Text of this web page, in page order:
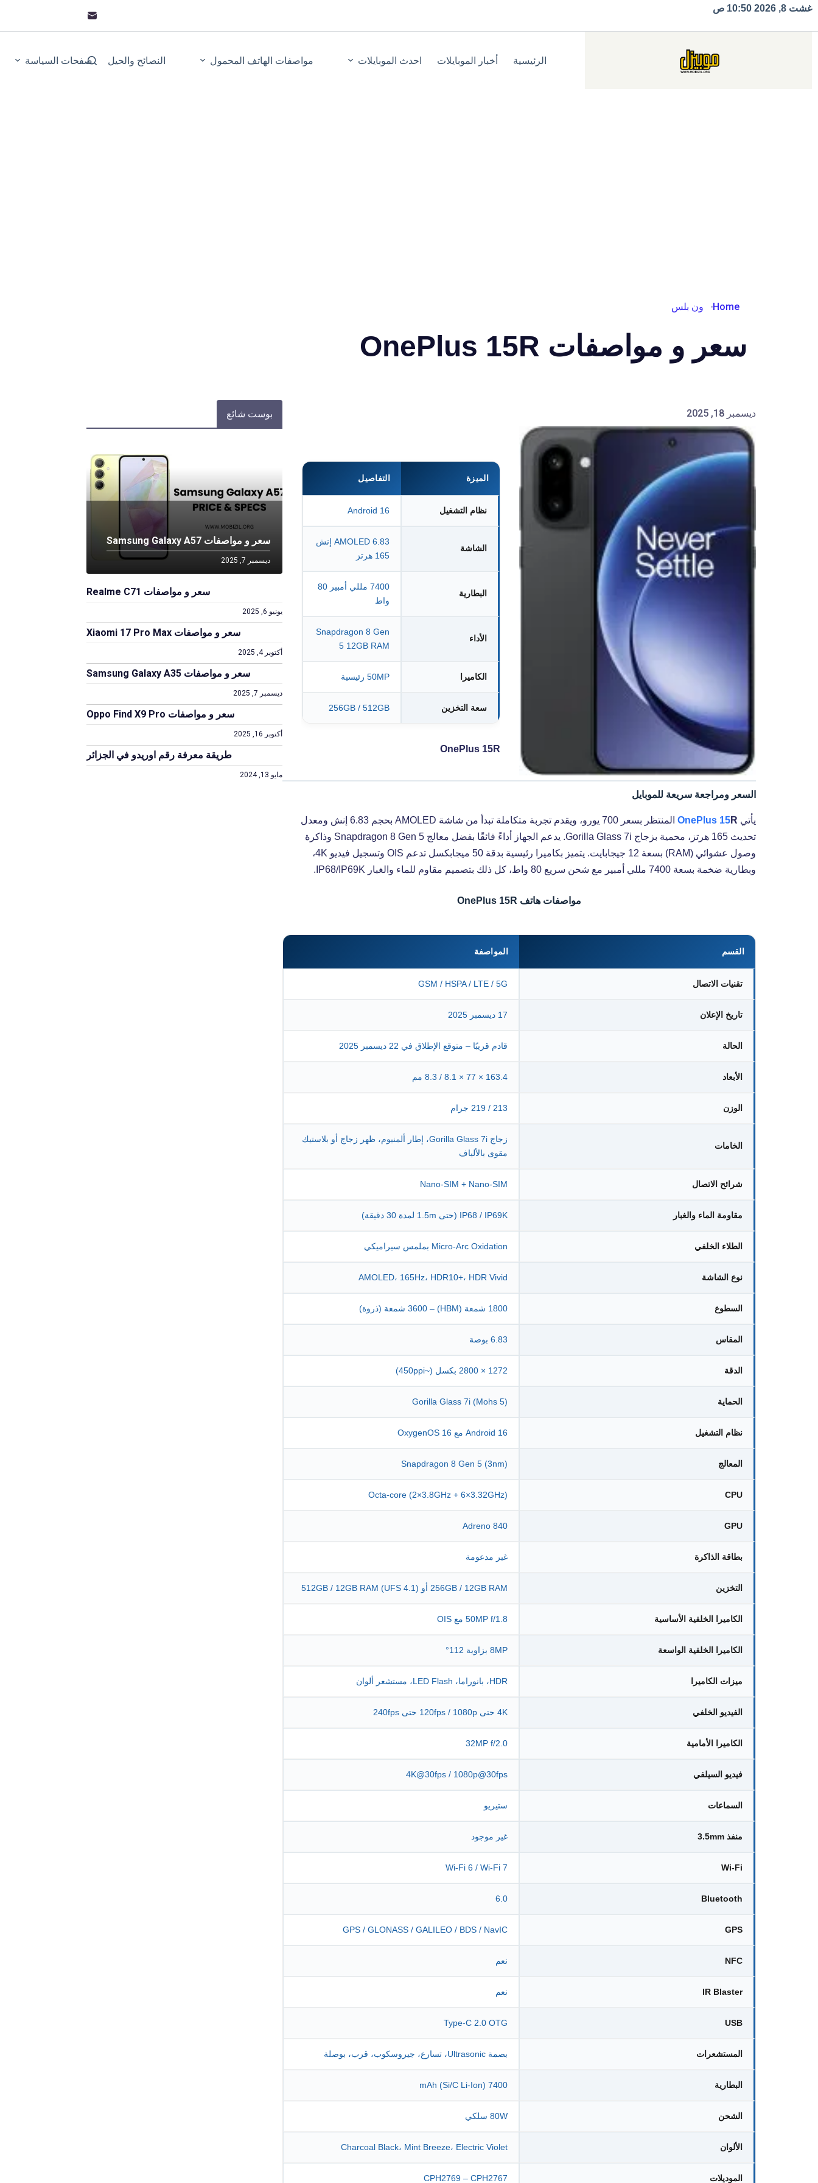
Skip
غشت 8, 2026 10:50 ص
الرئيسية أخبار الموبايلات احدث الموبايلات مواصفات الهاتف المحمول النصائح والحيل صفحات السياسة
Home ون بلس
سعر و مواصفات OnePlus 15R
ديسمبر 18, 2025
الميزة التفاصيل
نظام التشغيل Android 16
الشاشة
AMOLED 6.83 إنش
165 هرتز
البطارية
7400 مللي أمبير 80
واط
الأداء
Snapdragon 8 Gen
5 12GB RAM
الكاميرا 50MP رئيسية
سعة التخزين 256GB / 512GB
OnePlus 15R
السعر ومراجعة سريعة للموبايل
يأتي OnePlus 15R
المنتظر بسعر 700 يورو، ويقدم تجربة متكاملة تبدأ من شاشة AMOLED بحجم 6.83 إنش ومعدل
تحديث 165 هرتز، محمية بزجاج Gorilla Glass 7i. يدعم الجهاز أداءً فائقًا بفضل معالج Snapdragon 8 Gen 5 وذاكرة
وصول عشوائي (RAM) بسعة 12 جيجابايت. يتميز بكاميرا رئيسية بدقة 50 ميجابكسل تدعم OIS وتسجيل فيديو 4K،
وبطارية ضخمة بسعة 7400 مللي أمبير مع شحن سريع 80 واط، كل ذلك بتصميم مقاوم للماء والغبار IP68/IP69K.
مواصفات هاتف OnePlus 15R
القسم المواصفة
تقنيات الاتصال GSM / HSPA / LTE / 5G
تاريخ الإعلان 17 ديسمبر 2025
الحالة قادم قريبًا – متوقع الإطلاق في 22 ديسمبر 2025
الأبعاد 163.4 × 77 × 8.1 / 8.3 مم
الوزن 213 / 219 جرام
الخامات
زجاج Gorilla Glass 7i، إطار ألمنيوم، ظهر زجاج أو بلاستيك
مقوى بالألياف
شرائح الاتصال Nano-SIM + Nano-SIM
مقاومة الماء والغبار IP68 / IP69K (حتى 1.5m لمدة 30 دقيقة)
الطلاء الخلفي Micro-Arc Oxidation بملمس سيراميكي
نوع الشاشة AMOLED، 165Hz، HDR10+، HDR Vivid
السطوع 1800 شمعة (HBM) – 3600 شمعة (ذروة)
المقاس 6.83 بوصة
الدقة 1272 × 2800 بكسل (~450ppi)
الحماية Gorilla Glass 7i (Mohs 5)
نظام التشغيل Android 16 مع OxygenOS 16
المعالج Snapdragon 8 Gen 5 (3nm)
CPU
Octa-core (2×3.8GHz + 6×3.32GHz)
GPU
Adreno 840
بطاقة الذاكرة غير مدعومة
التخزين 256GB / 12GB RAM أو 512GB / 12GB RAM (UFS 4.1)
الكاميرا الخلفية الأساسية 50MP f/1.8 مع OIS
الكاميرا الخلفية الواسعة 8MP بزاوية 112°
ميزات الكاميرا HDR، بانوراما، LED Flash، مستشعر ألوان
الفيديو الخلفي 4K حتى 120fps / 1080p حتى 240fps
الكاميرا الأمامية 32MP f/2.0
فيديو السيلفي 4K@30fps / 1080p@30fps
السماعات ستيريو
منفذ 3.5mm غير موجود
Wi-Fi
Wi-Fi 6 / Wi-Fi 7
Bluetooth
6.0
GPS
GPS / GLONASS / GALILEO / BDS / NavIC
NFC نعم
IR Blaster نعم
USB
Type-C 2.0 OTG
المستشعرات بصمة Ultrasonic، تسارع، جيروسكوب، قرب، بوصلة
البطارية 7400 mAh (Si/C Li-Ion)
الشحن 80W سلكي
الألوان Charcoal Black، Mint Breeze، Electric Violet
الموديلات CPH2769 – CPH2767
بوست شائع
سعر و مواصفات Samsung Galaxy A57
ديسمبر 7, 2025
سعر و مواصفات Realme C71
يونيو 6, 2025
سعر و مواصفات Xiaomi 17 Pro Max
أكتوبر 4, 2025
سعر و مواصفات Samsung Galaxy A35
ديسمبر 7, 2025
سعر و مواصفات Oppo Find X9 Pro
أكتوبر 16, 2025
طريقة معرفة رقم اوريدو في الجزائر
مايو 13, 2024